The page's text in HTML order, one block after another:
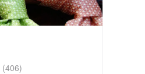
(406)